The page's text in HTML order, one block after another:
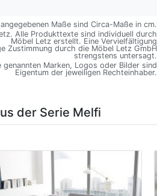
Maße sind Circa-Maße in cm.
Alle Produkttexte sind individuell durch
Möbel Letz erstellt. Eine Vervielfältigung
Zustimmung durch die Möbel Letz GmbH
strengstens untersagt.
genannten Marken, Logos oder Bilder sind
Eigentum der jeweiligen Rechteinhaber.
der Serie Melfi